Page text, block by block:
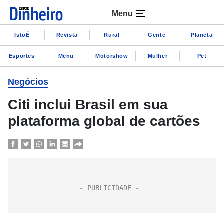
Menu
IstoÉ Revista Rural Gente Planeta
Esportes Menu Motorshow Mulher Pet
Negócios
Citi inclui Brasil em sua
plataforma global de cartões